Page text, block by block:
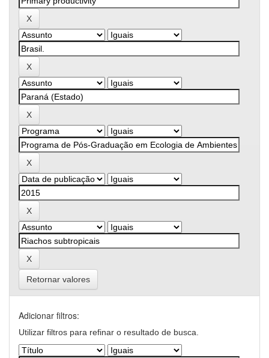
Retornar valores
Adicionar filtros:
Utilizar filtros para refinar o resultado de busca.